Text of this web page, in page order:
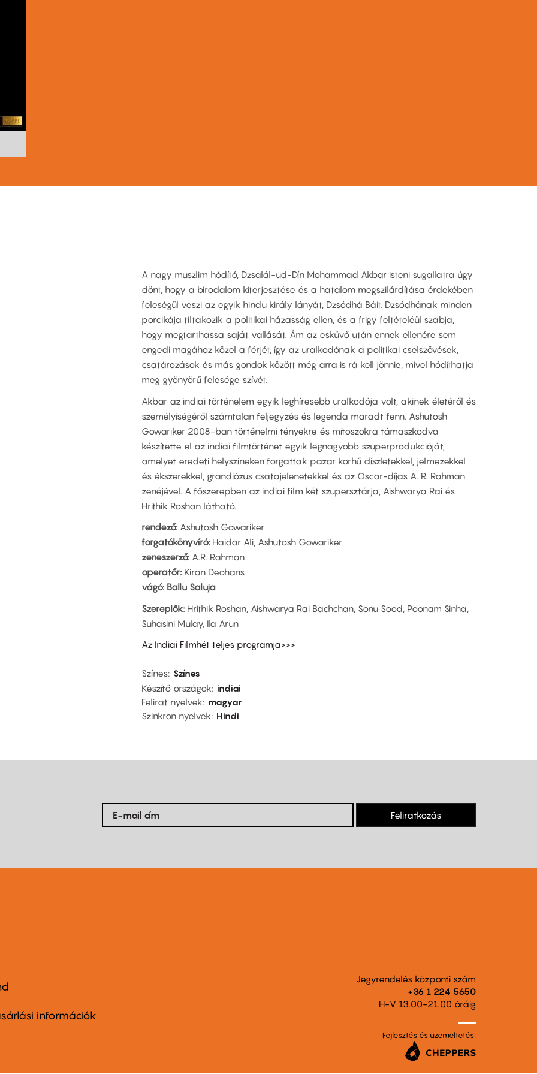
A nagy muszlim hódító, Dzsalál-ud-Dín Mohammad Akbar isteni sugallatra úgy
dönt, hogy a birodalom kiterjesztése és a hatalom megszilárdítása érdekében
feleségül veszi az egyik hindu király lányát, Dzsódhá Báit. Dzsódhának minden
porcikája tiltakozik a politikai házasság ellen, és a frigy feltételéül szabja,
hogy megtarthassa saját vallását. Ám az esküvő után ennek ellenére sem
engedi magához közel a férjét, így az uralkodónak a politikai cselszövések,
csatározások és más gondok között még arra is rá kell jönnie, mivel hódíthatja
meg gyönyörű felesége szívét.
Akbar az indiai történelem egyik leghíresebb uralkodója volt, akinek életéről és
személyiségéről számtalan feljegyzés és legenda maradt fenn. Ashutosh
Gowariker 2008-ban történelmi tényekre és mítoszokra támaszkodva
készítette el az indiai filmtörténet egyik legnagyobb szuperprodukcióját,
amelyet eredeti helyszíneken forgattak pazar korhű díszletekkel, jelmezekkel
és ékszerekkel, grandiózus csatajelenetekkel és az Oscar-díjas A. R. Rahman
zenéjével. A főszerepben az indiai film két szupersztárja, Aishwarya Rai és
Hrithik Roshan látható.
rendező: Ashutosh Gowariker
forgatókönyvíró: Haidar Ali, Ashutosh Gowariker
zeneszerző: A.R. Rahman
operatőr: Kiran Deohans
vágó: Ballu Saluja
Szereplők: Hrithik Roshan, Aishwarya Rai Bachchan, Sonu Sood, Poonam Sinha,
Suhasini Mulay, Ila Arun
Az Indiai Filmhét teljes programja>>>
Színes Színes
Készítő országok
indiai
Felirat nyelvek
magyar
Szinkron nyelvek
Hindi
Feliratkozás
információk
Jegyrendelés központi szám
+36 1 224 5650
H-V 13.00-21.00 óráig
Fejlesztés és üzemeltetés: